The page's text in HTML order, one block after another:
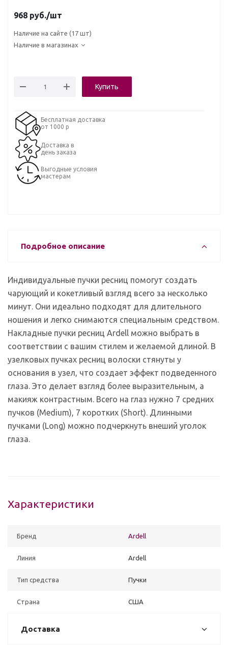
968 руб./шт
Наличие на сайте (17 шт)
Наличие в магазинах
Купить
Бесплатная доставка
от 1000 р
Доставка в
день заказа
Выгодные условия
мастерам
Подробное описание
Индивидуальные пучки ресниц помогут создать
чарующий и кокетливый взгляд всего за несколько
минут. Они идеально подходят для длительного
ношения и легко снимаются специальным средством.
Накладные пучки ресниц Ardell можно выбрать в
соответствии с вашим стилем и желаемой длиной. В
узелковых пучках ресниц волоски стянуты у
основания в узел, что создает эффект подведенного
глаза. Это делает взгляд более выразительным, а
макияж контрастным. Всего на глаз нужно 7 средних
пучков (Medium), 7 коротких (Short). Длинными
пучками (Long) можно подчеркнуть внеший уголок
глаза.
Характеристики
Бренд Ardell
Линия Ardell
Тип средства Пучки
Страна США
Доставка